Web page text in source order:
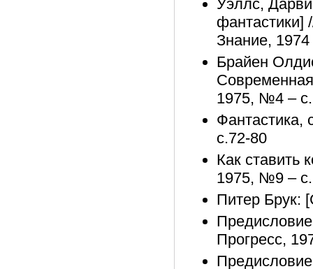
Уэллс,
фантастики]
Знание,
Брайен
1975, №4 –
Фантастика,
с.72-80
Как ставить
1975, №9 –
Питер Брук:
Прогресс,